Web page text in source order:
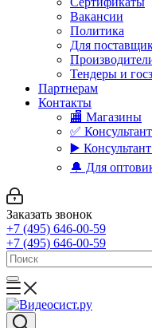
Вакансии
Политика
Для
Тендеры и
Партнерам
Контакты
🏬 Магазины
✅️
▶️
🔔 Для
Заказать звонок
+7 (495) 646-00-59
+7 (495) 646-00-59